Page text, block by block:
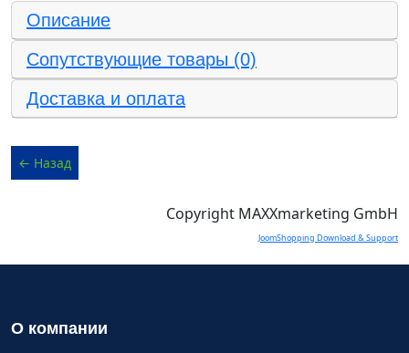
Описание
Сопутствующие товары (0)
Доставка и оплата
Copyright MAXXmarketing GmbH
JoomShopping Download & Support
О компании